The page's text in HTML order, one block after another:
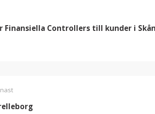
Finansiella Controllers till kunder i